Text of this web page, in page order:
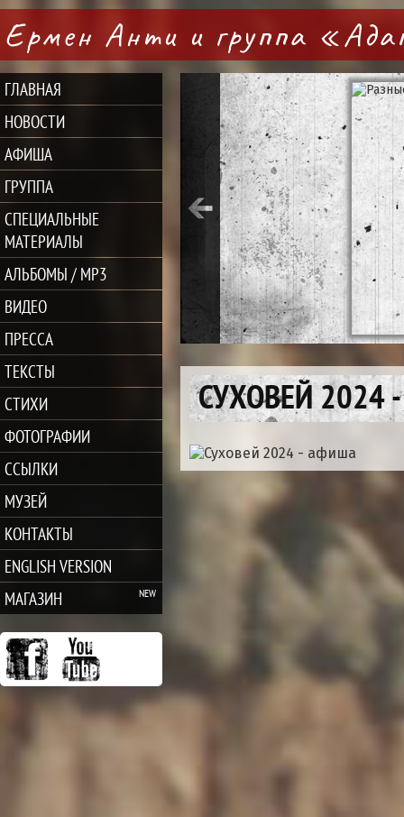
Ермен Анти и группа
ГЛАВНАЯ
НОВОСТИ
АФИША
ГРУППА
СПЕЦИАЛЬНЫЕ
МАТЕРИАЛЫ
АЛЬБОМЫ / MP3
ВИДЕО
ПРЕССА
ТЕКСТЫ
СТИХИ
ФОТОГРАФИИ
ССЫЛКИ
МУЗЕЙ
КОНТАКТЫ
ENGLISH VERSION
МАГАЗИН
СУХОВЕЙ 2024